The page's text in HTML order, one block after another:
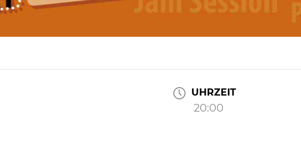
UHRZEIT
20:00